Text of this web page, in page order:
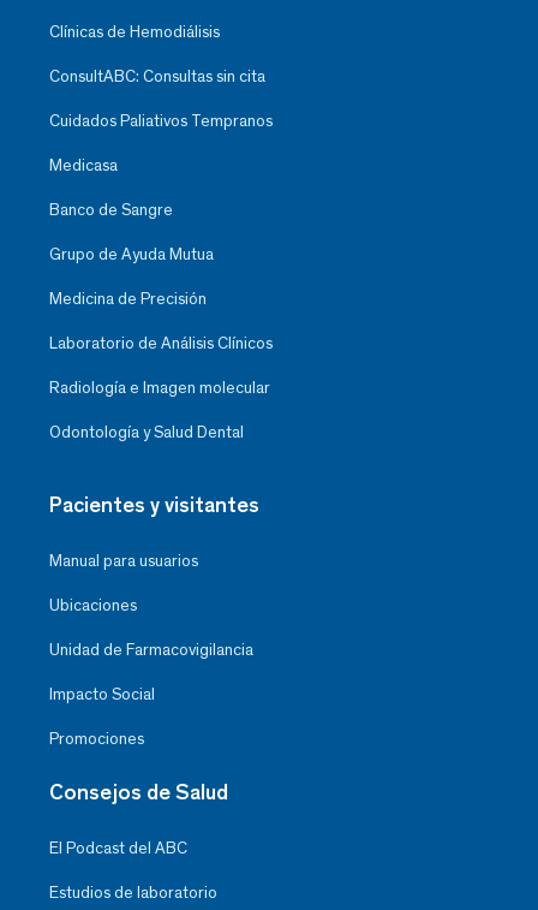
Clínicas de Hemodiálisis
ConsultABC: Consultas sin cita
Cuidados Paliativos Tempranos
Medicasa
Banco de Sangre
Grupo de Ayuda Mutua
Medicina de Precisión
Laboratorio de Análisis Clínicos
Radiología e Imagen molecular
Odontología y Salud Dental
Pacientes y visitantes
Manual para usuarios
Ubicaciones
Unidad de Farmacovigilancia
Impacto Social
Promociones
Consejos de Salud
El Podcast del ABC
Estudios de laboratorio